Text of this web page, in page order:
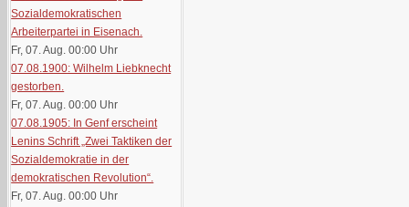
Sozialdemokratischen
Arbeiterpartei in Eisenach.
Fr, 07. Aug. 00:00 Uhr
07.08.1900: Wilhelm Liebknecht
gestorben.
Fr, 07. Aug. 00:00 Uhr
07.08.1905: In Genf erscheint
Lenins Schrift „Zwei Taktiken der
Sozialdemokratie in der
demokratischen Revolution“.
Fr, 07. Aug. 00:00 Uhr